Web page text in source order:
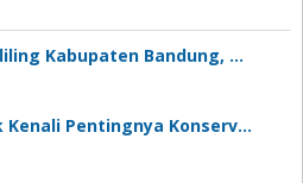
Kabupaten Bandung, …
Kenali Pentingnya Konserv…